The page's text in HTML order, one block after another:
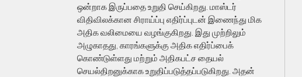
ஒன்றாக இருப்பதை உறுதி செய்கிறது. மாஸ்டர்
விதிவிலக்கான சிராய்ப்பு எதிர்ப்புடன் இணைந்து மிக
அதிக வலிமையை வழங்குகிறது. இது முற்றிலும்
அழுகாதது, காரங்களுக்கு அதிக எதிர்ப்பைக்
கொண்டுள்ளது மற்றும் அதிகபட்ச தையல்
செயல்திறனுக்காக உறுதிப்படுத்தப்படுகிறது. அதன்